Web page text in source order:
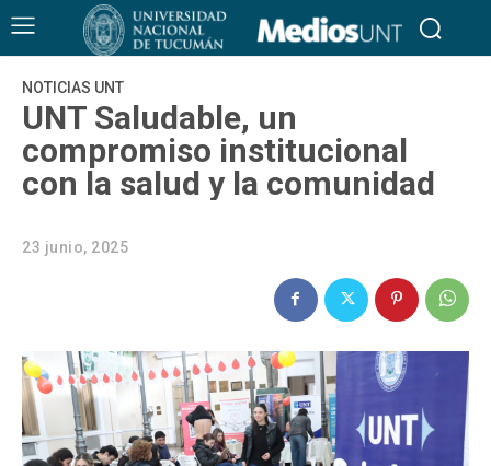
NOTICIAS UNT
UNT Saludable, un
compromiso institucional
con la salud y la comunidad
23 junio, 2025